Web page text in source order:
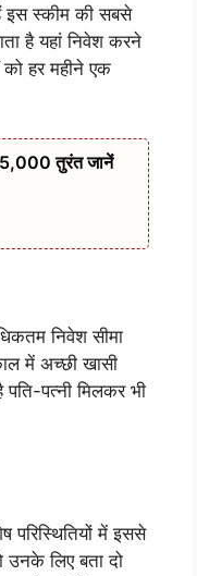
इस स्कीम की सबसे
है यहां निवेश करने
को हर महीने एक
तुरंत जानें
निवेश सीमा
में अच्छी खासी
पत्नी मिलकर भी
में इससे
लिए बता दो